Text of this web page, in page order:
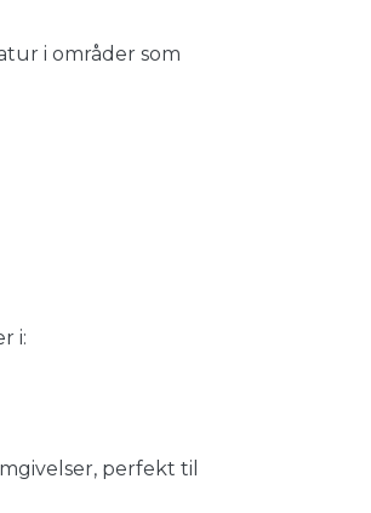
i områder som
i:
perfekt til